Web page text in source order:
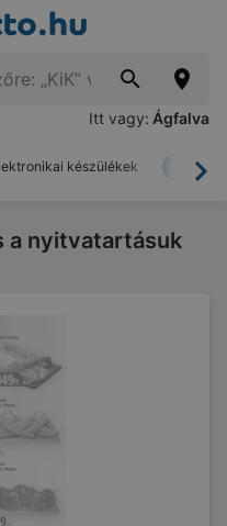
Itt vagy: Ágfalva
készülékek
a nyitvatartásuk